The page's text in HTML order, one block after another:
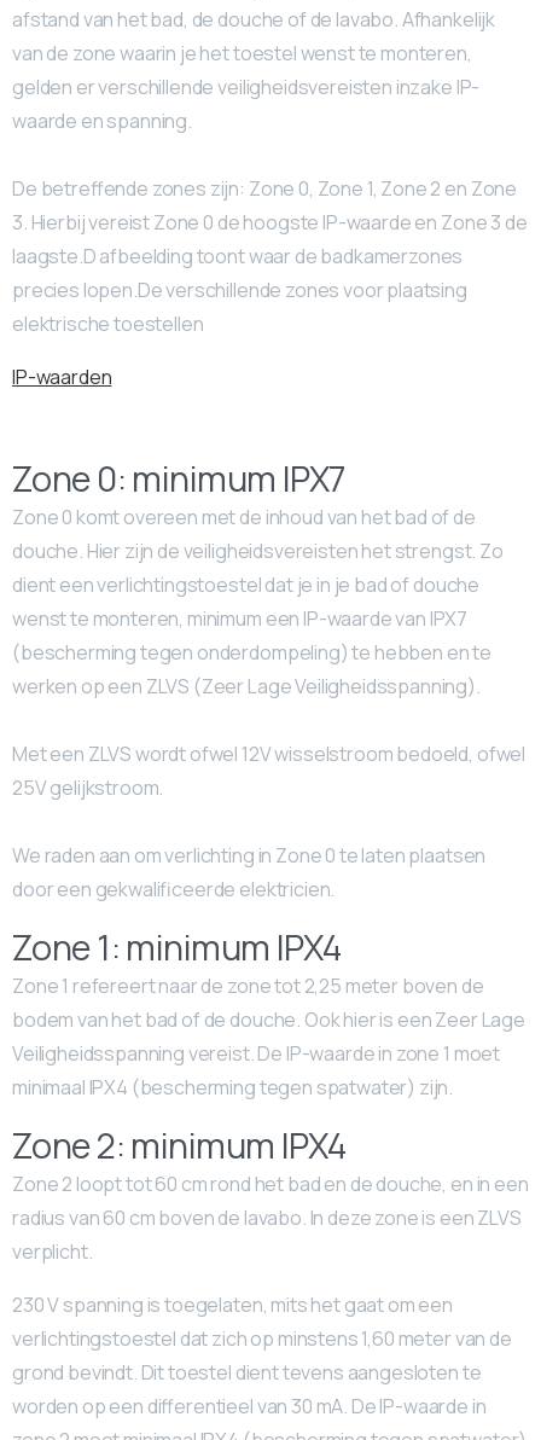
afstand van het bad, de douche of de lavabo. Afhankelijk
van de zone waarin je het toestel wenst te monteren,
gelden er verschillende veiligheidsvereisten inzake IP-
waarde en spanning.
De betreffende zones zijn: Zone 0, Zone 1, Zone 2 en Zone
3. Hierbij vereist Zone 0 de hoogste IP-waarde en Zone 3 de
laagste.D afbeelding toont waar de badkamerzones
precies lopen.De verschillende zones voor plaatsing
elektrische toestellen
IP-waarden
Zone 0: minimum IPX7
Zone 0 komt overeen met de inhoud van het bad of de
douche. Hier zijn de veiligheidsvereisten het strengst. Zo
dient een verlichtingstoestel dat je in je bad of douche
wenst te monteren, minimum een IP-waarde van IPX7
(bescherming tegen onderdompeling) te hebben en te
werken op een ZLVS (Zeer Lage Veiligheidsspanning).
Met een ZLVS wordt ofwel 12V wisselstroom bedoeld, ofwel
25V gelijkstroom.
We raden aan om verlichting in Zone 0 te laten plaatsen
door een gekwalificeerde elektricien.
Zone 1: minimum IPX4
Zone 1 refereert naar de zone tot 2,25 meter boven de
bodem van het bad of de douche. Ook hier is een Zeer Lage
Veiligheidsspanning vereist. De IP-waarde in zone 1 moet
minimaal IPX4 (bescherming tegen spatwater) zijn.
Zone 2: minimum IPX4
Zone 2 loopt tot 60 cm rond het bad en de douche, en in een
radius van 60 cm boven de lavabo. In deze zone is een ZLVS
verplicht.
230 V spanning is toegelaten, mits het gaat om een
verlichtingstoestel dat zich op minstens 1,60 meter van de
grond bevindt. Dit toestel dient tevens aangesloten te
worden op een differentieel van 30 mA. De IP-waarde in